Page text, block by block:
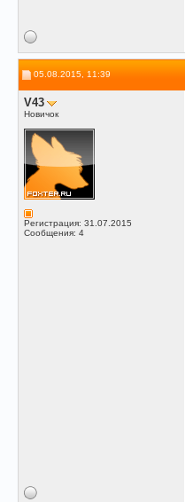
05.08.2015, 11:39
V43
Новичок
Регистрация: 31.07.2015
Сообщения: 4